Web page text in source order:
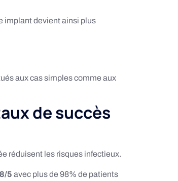
implant devient ainsi plus
aux cas simples comme aux
de succès
réduisent les risques infectieux.
5 avec plus de 98% de patients